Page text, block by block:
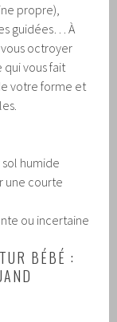
propre),
guidées… À
octroyer
qui vous fait
votre forme et
humide
une courte
ou incertaine
BÉBÉ :